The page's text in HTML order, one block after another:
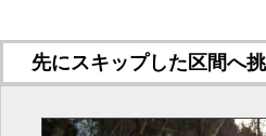
先にスキップした区間へ